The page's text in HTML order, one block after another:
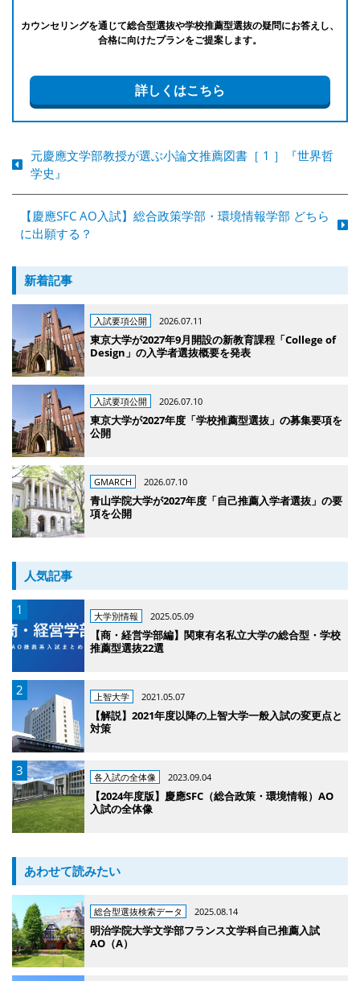
カウンセリングを通じて総合型選抜や学校推薦型選抜の疑問にお答えし、
合格に向けたプランをご提案します。
詳しくはこちら
元慶應文学部教授が選ぶ小論文推薦図書［ 1 ］『世界哲
学史』
【慶應SFC AO入試】総合政策学部・環境情報学部 どちら
に出願する？
新着記事
入試要項公開 2026.07.11
東京大学が2027年9月開設の新教育課程「College of
Design」の入学者選抜概要を発表
入試要項公開 2026.07.10
東京大学が2027年度「学校推薦型選抜」の募集要項を
公開
GMARCH 2026.07.10
青山学院大学が2027年度「自己推薦入学者選抜」の要
項を公開
人気記事
大学別情報 2025.05.09
【商・経営学部編】関東有名私立大学の総合型・学校
推薦型選抜22選
上智大学 2021.05.07
【解説】2021年度以降の上智大学一般入試の変更点と
対策
各入試の全体像 2023.09.04
【2024年度版】慶應SFC（総合政策・環境情報）AO
入試の全体像
あわせて読みたい
総合型選抜検索データ 2025.08.14
明治学院大学文学部フランス文学科自己推薦入試
AO（A）